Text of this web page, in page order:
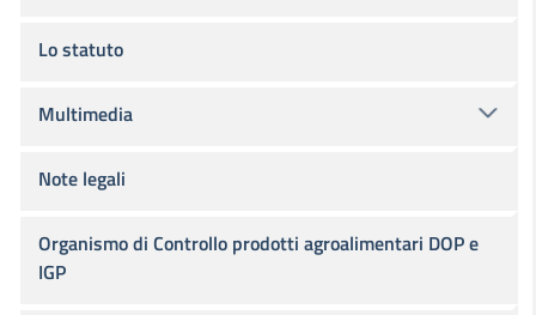
Lo statuto
Multimedia
Note legali
Organismo di Controllo prodotti agroalimentari DOP e
IGP